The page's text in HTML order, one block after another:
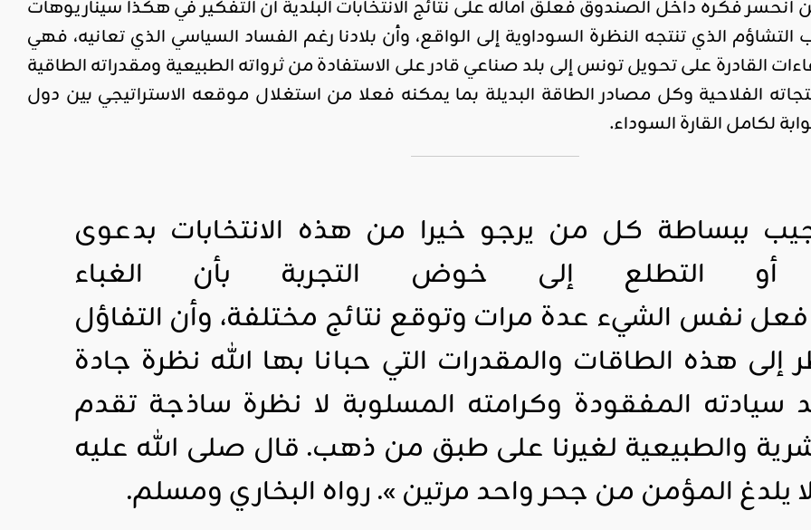
فكره داخل الصندوق فعلّق آماله على نتائج الانتخابات البلدية أن التفكير في هكذا سيناريوهات
الذي تنتجه النظرة السوداوية إلى الواقع، وأن بلادنا رغم الفساد السياسي الذي تعانيه، فهي
القادرة على تحويل تونس إلى بلد صناعي قادر على الاستفادة من ثرواته الطبيعية ومقدراته الطاقية
الفلاحية وكل مصادر الطاقة البديلة بما يمكنه فعلا من استغلال موقعه الاستراتيجي بين دول
لكامل القارة السوداء.
ببساطة كل من يرجو خيرا من هذه الانتخابات بدعوى
أو التطلع إلى خوض التجربة بأن الغباء
فعل نفس الشيء عدة مرات وتوقع نتائج مختلفة، وأن التفاؤل
إلى هذه الطاقات والمقدرات التي حبانا بها الله نظرة جادة
سيادته المفقودة وكرامته المسلوبة لا نظرة ساذجة تقدم
والطبيعية لغيرنا على طبق من ذهب. قال صلى الله عليه
يلدغ المؤمن من جحر واحد مرتين ». رواه البخاري ومسلم.